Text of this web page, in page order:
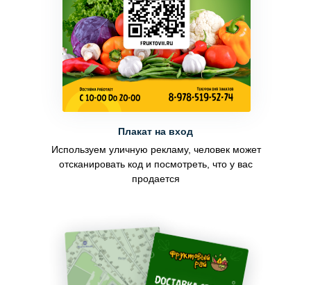
Плакат на вход
Используем уличную рекламу, человек может
отсканировать код и посмотреть, что у вас
продается